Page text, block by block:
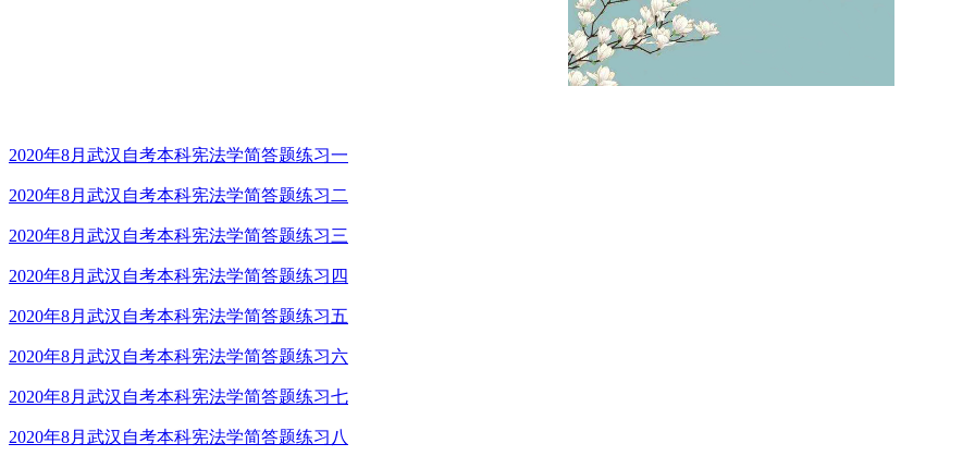
2020年8月武汉自考本科宪法学简答题练习一
2020年8月武汉自考本科宪法学简答题练习二
2020年8月武汉自考本科宪法学简答题练习三
2020年8月武汉自考本科宪法学简答题练习四
2020年8月武汉自考本科宪法学简答题练习五
2020年8月武汉自考本科宪法学简答题练习六
2020年8月武汉自考本科宪法学简答题练习七
2020年8月武汉自考本科宪法学简答题练习八